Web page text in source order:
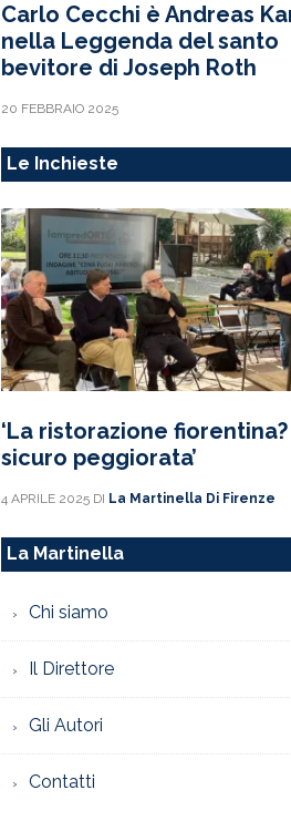
Carlo Cecchi è Andreas
nella Leggenda del santo
bevitore di Joseph Roth
20 FEBBRAIO 2025
Le Inchieste
‘La ristorazione fiorentina?
sicuro peggiorata’
4 APRILE 2025 DI La Martinella Di Firenze
La Martinella
Chi siamo
Il Direttore
Gli Autori
Contatti